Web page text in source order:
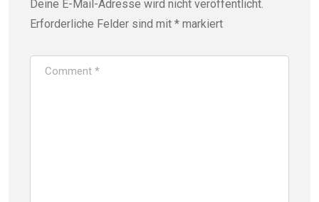
Deine E-Mail-Adresse wird nicht veröffentlicht.
Erforderliche Felder sind mit * markiert